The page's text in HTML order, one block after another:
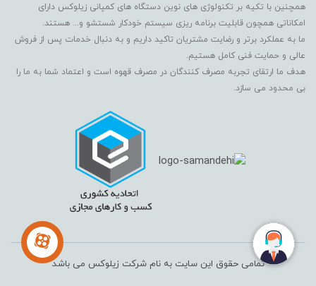
همچنین با تکیه بر تکنولوژی های نوین دستگاه های کمپانی زیلوکس دارای
امکاناتی همچون قابلیت برنامه ریزی سیستم خودکار شستشو و... هستند.
ما به عملکرد برتر و رضایت مشتریان تاکید داریم و به دنبال خدمات پس از فروش
عالی و حمایت فنی کامل هستیم.
هدف ما ارتقای تجربه مصرف کنندگان در مصرف قهوه است و اعتماد شما به ما را
بی محدود می سازد.
تمامی حقوق این سایت به نام شرکت زیلوکس می باشد